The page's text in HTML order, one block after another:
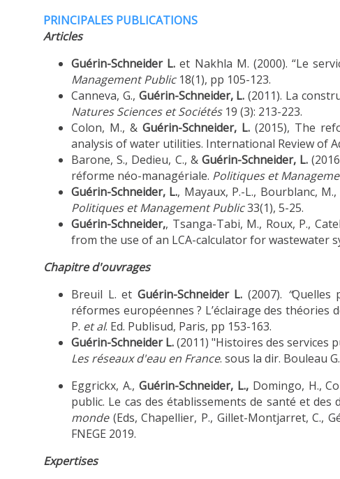
PRINCIPALES PUBLICATIONS
Articles
Guérin-Schneider L. et Nakhla M. (2000). “Le
Management Public18(1), pp 105-123.
Canneva, G., Guérin-Schneider, L. (2011). La
Natures Sciences et Sociétés19 (3): 213-223.
Colon, M., & Guérin-Schneider, L.(2015), The
analysis of water utilities. International Review of
Barone, S., Dedieu, C., & Guérin-Schneider, L.
réforme néo-managériale. Politiques et
Guérin-Schneider, L., Mayaux, P.-L., Bourblanc,
Politiques et Management Public33(1), 5-25.
Guérin-Schneider,, Tsanga-Tabi, M., Roux, P.,
from the use of an LCA-calculator for wastewater
Chapitre d'ouvrages
Breuil L. et Guérin-Schneider L.(2007). “Quelles
réformes européennes ? L’éclairage des théories
P. et al. Ed. Publisud, Paris, pp 153-163.
Guérin-Schneider L.(2011) "Histoires des services
Les réseaux d'eau en France. sous la dir. Bouleau
Eggrickx, A., Guérin-Schneider, L.,Domingo, H.,
public. Le cas des établissements de santé et
monde(Eds, Chapellier, P., Gillet-Montjarret, C.,
FNEGE 2019.
Expertises